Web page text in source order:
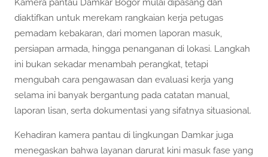
Kamera pantau Damkar Bogor mulai dipasang dan
diaktifkan untuk merekam rangkaian kerja petugas
pemadam kebakaran, dari momen laporan masuk,
persiapan armada, hingga penanganan di lokasi. Langkah
ini bukan sekadar menambah perangkat, tetapi
mengubah cara pengawasan dan evaluasi kerja yang
selama ini banyak bergantung pada catatan manual,
laporan lisan, serta dokumentasi yang sifatnya situasional.
Kehadiran kamera pantau di lingkungan Damkar juga
menegaskan bahwa layanan darurat kini masuk fase yang